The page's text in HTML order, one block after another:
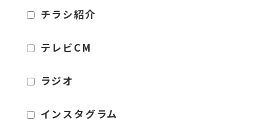
チラシ紹介
テレビCM
ラジオ
インスタグラム